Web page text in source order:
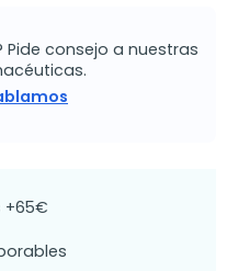
Pide consejo a nuestras
+65€